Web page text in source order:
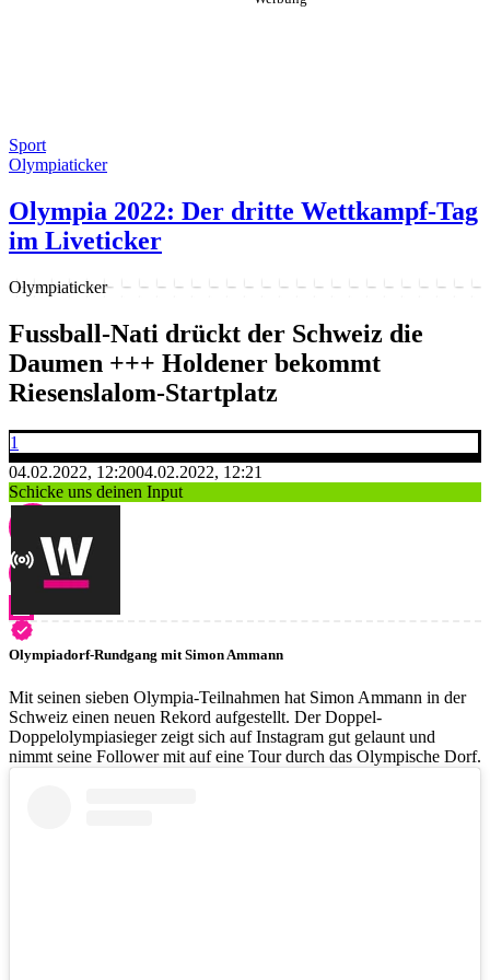
Sport
Olympiaticker
Olympia 2022: Der dritte Wettkampf-Tag
im Liveticker
Olympiaticker
Fussball-Nati drückt der Schweiz die
Daumen +++ Holdener bekommt
Riesenslalom-Startplatz
1
04.02.2022, 12:2004.02.2022, 12:21
Schicke uns deinen Input
Olympiadorf-Rundgang mit Simon Ammann
Mit seinen sieben Olympia-Teilnahmen hat Simon Ammann in der
Schweiz einen neuen Rekord aufgestellt. Der Doppel-
Doppelolympiasieger zeigt sich auf Instagram gut gelaunt und
nimmt seine Follower mit auf eine Tour durch das Olympische Dorf.